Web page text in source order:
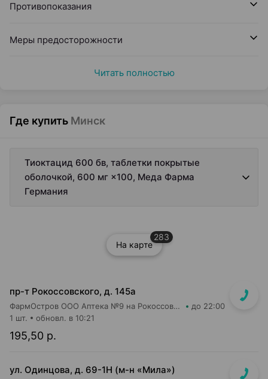
Противопоказания
Меры предосторожности
Читать полностью
Где купить Минск
Тиоктацид 600 бв, таблетки покрытые
оболочкой, 600 мг ×100, Меда Фарма
Германия
На карте
283
пр-т Рокоссовского, д. 145а
ФармОстров ООО Аптека №9 на Рокоссовского до 22:00
195,50 р.
1 шт. обновл. в 10:21
ул. Одинцова, д. 69-1Н (м-н «Мила»)